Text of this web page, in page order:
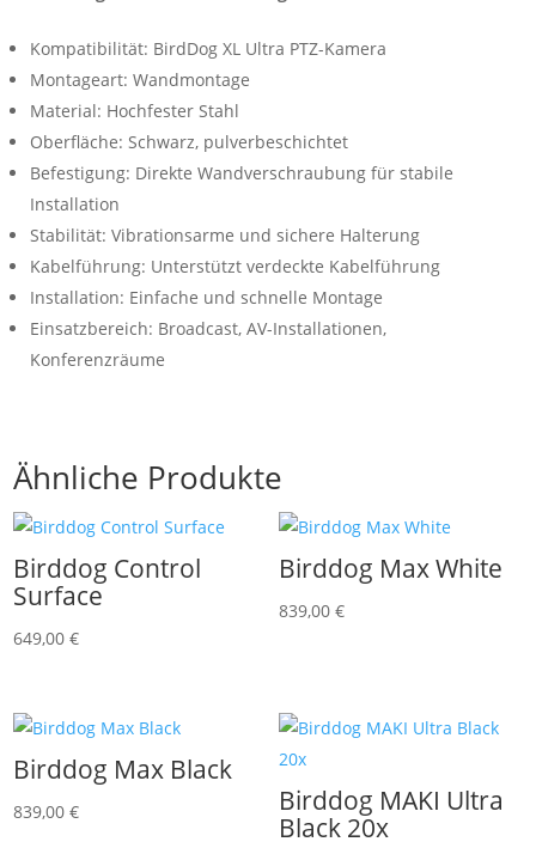
Kompatibilität: BirdDog XL Ultra PTZ-Kamera
Montageart: Wandmontage
Material: Hochfester Stahl
Oberfläche: Schwarz, pulverbeschichtet
Befestigung: Direkte Wandverschraubung für stabile
Installation
Stabilität: Vibrationsarme und sichere Halterung
Kabelführung: Unterstützt verdeckte Kabelführung
Installation: Einfache und schnelle Montage
Einsatzbereich: Broadcast, AV-Installationen,
Konferenzräume
Ähnliche Produkte
Birddog Control
Surface
649,00€
Birddog Max White
839,00 €
Birddog Max Black
839,00€
Birddog MAKI Ultra
Black 20x